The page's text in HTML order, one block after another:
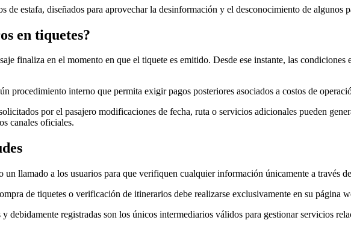
de estafa, diseñados para aprovechar la desinformación y el desconocimiento de algunos
en tiquetes?
finaliza en el momento en que el tiquete es emitido. Desde ese instante, las
procedimiento interno que permita exigir pagos posteriores asociados a costos de
por el pasajero modificaciones de fecha, ruta o servicios adicionales pueden
canales oficiales.
llamado a los usuarios para que verifiquen cualquier información únicamente a través
de tiquetes o verificación de itinerarios debe realizarse exclusivamente en su página
debidamente registradas son los únicos intermediarios válidos para gestionar servicios